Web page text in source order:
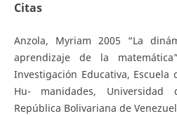
Citas
Anzola, Myriam 2005 “La
aprendizaje de la
Investigación Educativa, Escuela
Hu- manidades,
República Bolivariana de